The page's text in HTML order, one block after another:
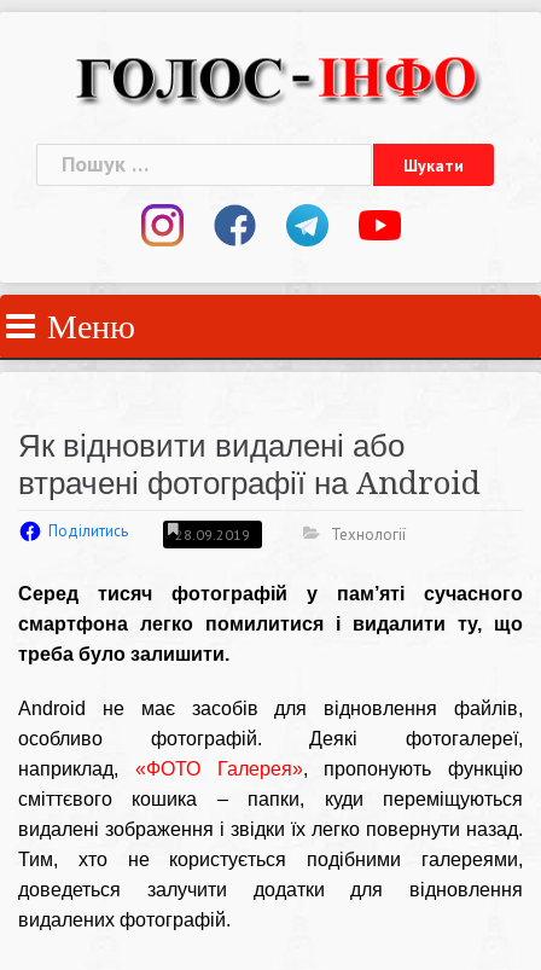
Пошук:
Меню
Як відновити видалені або
втрачені фотографії на Android
Поділитись 28.09.2019 Технології
Серед тисяч фотографій у пам’яті сучасного
смартфона легко помилитися і видалити ту, що
треба було залишити.
Android не має засобів для відновлення файлів,
особливо фотографій. Деякі фотогалереї,
наприклад, «ФОТО Галерея», пропонують функцію
сміттєвого кошика – папки, куди переміщуються
видалені зображення і звідки їх легко повернути назад.
Тим, хто не користується подібними галереями,
доведеться залучити додатки для відновлення
видалених фотографій.